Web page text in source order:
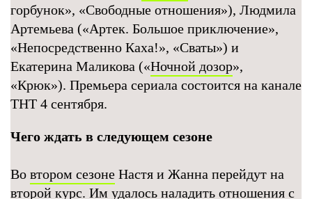
горбунок», «Свободные отношения»), Людмила
Артемьева («Артек. Большое приключение»,
«Непосредственно Каха!», «Сваты») и
Екатерина Маликова («Ночной дозор»,
«Крюк»). Премьера сериала состоится на канале
ТНТ 4 сентября.
Чего ждать в следующем сезоне
Во втором сезоне Настя и Жанна перейдут на
второй курс. Им удалось наладить отношения с